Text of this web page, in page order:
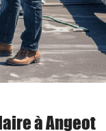
à Angeot